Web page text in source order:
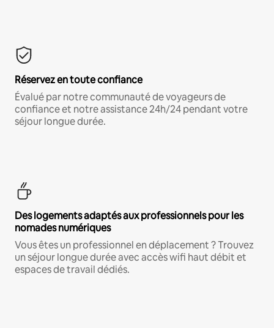
Réservez en toute confiance
Évalué par notre communauté de voyageurs de
confiance et notre assistance 24h/24 pendant votre
séjour longue durée.
Des logements adaptés aux professionnels pour les
nomades numériques
Vous êtes un professionnel en déplacement ? Trouvez
un séjour longue durée avec accès wifi haut débit et
espaces de travail dédiés.